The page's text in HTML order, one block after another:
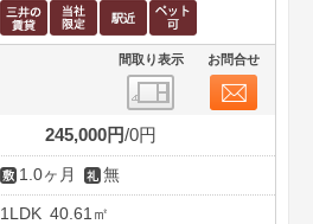
間取り表示 お問合せ
245,000円 0円
1.0ヶ月 無
1LDK 40.61㎡